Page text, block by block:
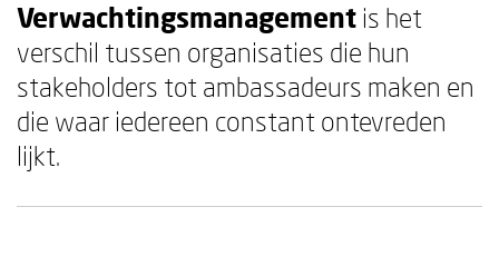
Verwachtingsmanagement is het
verschil tussen organisaties die hun
stakeholders tot ambassadeurs maken en
die waar iedereen constant ontevreden
lijkt.